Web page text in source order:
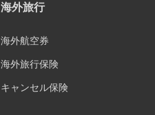
海外旅行
海外航空券
海外旅行保険
キャンセル保険